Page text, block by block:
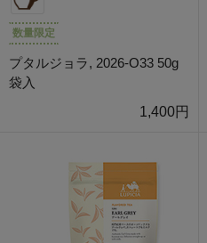
数量限定
プタルジョラ, 2026-O33 50g
袋入
1,400円